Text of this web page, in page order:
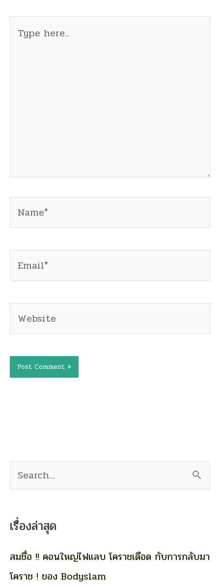
c
h
เรื่องล่าสุด
สมชื่อ !! คอนใหญ่ไฟแลบ โคราชเดือด กับการกลับมา
โคราช ! ของ Bodyslam
here..
Name*
Email*
Website